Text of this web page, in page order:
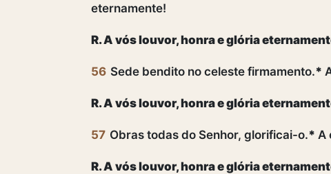
eternamente!
R. A vós louvor, honra e glória
56 Sede bendito no celeste firmamento.*
R. A vós louvor, honra e glória
57 Obras todas do Senhor, glorificai-o.* A
R. A vós louvor, honra e glória